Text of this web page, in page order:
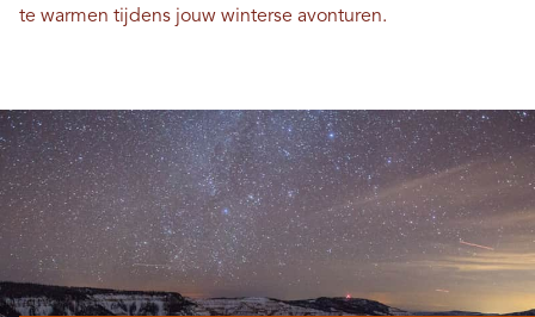
te warmen tijdens jouw winterse avonturen.